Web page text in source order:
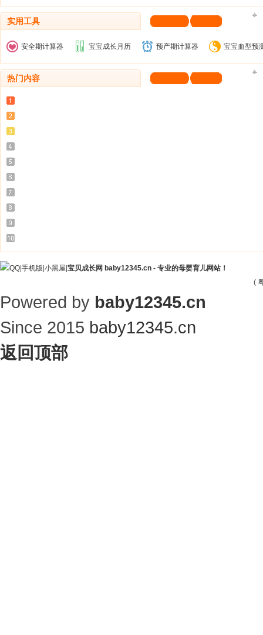
实用工具
安全期计算器 宝宝成长月历 预产期计算器 宝宝血型预
热门内容
手机版 小黑屋 宝贝成长网 baby12345.cn - 专业的母婴育儿网站！
(
Powered by baby12345.cn
Since 2015 baby12345.cn
返回顶部